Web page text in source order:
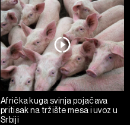
Afrička kuga svinja pojačava
pritisak na tržište mesa i uvoz u
Srbiji